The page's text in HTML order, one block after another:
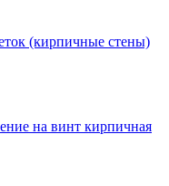
(кирпичные стены)
на винт кирпичная